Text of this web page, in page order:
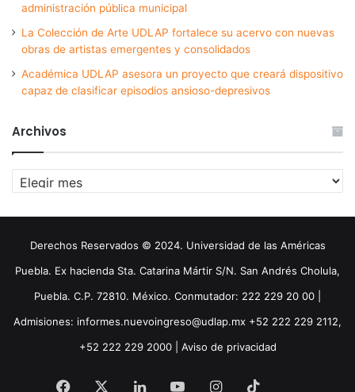
administración pública municipal
La Colección de Arte UDLAP fortalece su acervo con nuevas
obras de artistas emergentes y consolidados
Académica UDLAP asesora un proyecto que creará dispositivo
capaz de clasificar episodios ansioso-depresivos
Archivos
Archivos
Derechos Reservados © 2024. Universidad de las Américas
Puebla. Ex hacienda Sta. Catarina Mártir S/N. San Andrés Cholula,
Puebla. C.P. 72810. México. Conmutador: 222 229 20 00 |
Admisiones: informes.nuevoingreso@udlap.mx +52 222 229 2112,
+52 222 229 2000 | Aviso de privacidad
Facebook LinkedInYouTubeInstagram